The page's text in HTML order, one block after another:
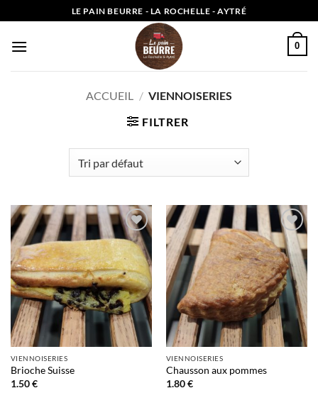
au
contenu
LE PAIN BEURRE - LA ROCHELLE - AYTRÉ
0
ACCUEIL / VIENNOISERIES
FILTRER
Add to
wishlist
VIENNOISERIES
Brioche Suisse
1.50€
Add to
wishlist
VIENNOISERIES
Chausson aux pommes
1.80€